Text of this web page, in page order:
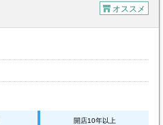
オススメ
開店10年以上